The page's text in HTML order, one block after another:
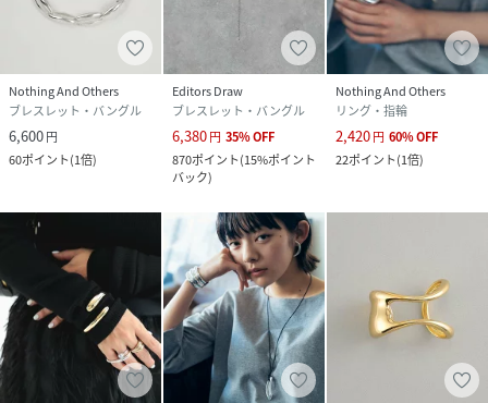
Nothing And Others
ブレスレット・バングル
6,600円
60ポイント(1倍)
Editors Draw
ブレスレット・バングル
6,380円 35%OFF
870ポイント(15%ポイント
バック)
Nothing And Others
リング・指輪
2,420円 60%OFF
22ポイント(1倍)